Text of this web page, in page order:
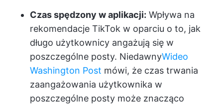
Czas spędzony w aplikacji: Wpływa na
rekomendacje TikTok w oparciu o to, jak
długo użytkownicy angażują się w
poszczególne posty. NiedawnyWideo
Washington Post mówi, że czas trwania
zaangażowania użytkownika w
poszczególne posty może znacząco